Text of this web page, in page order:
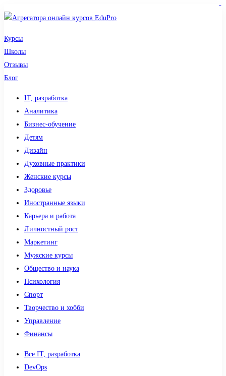
Курсы
Школы
Отзывы
Блог
IT, разработка
Аналитика
Бизнес-обучение
Детям
Дизайн
Духовные практики
Женские курсы
Здоровье
Иностранные языки
Карьера и работа
Личностный рост
Маркетинг
Мужские курсы
Общество и наука
Психология
Спорт
Творчество и хобби
Управление
Финансы
Все IT, разработка
DevOps